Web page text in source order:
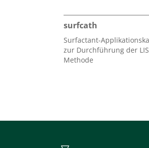
surfcath
Surfactant-
zur Durchführung der
Methode